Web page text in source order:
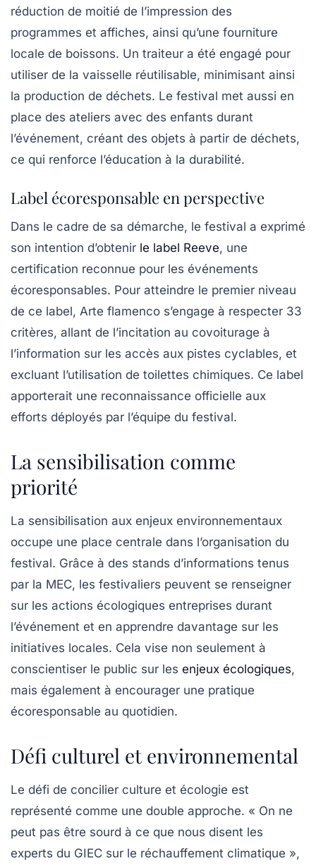
réduction de moitié de l’impression des
programmes et affiches, ainsi qu’une fourniture
locale de boissons. Un traiteur a été engagé pour
utiliser de la vaisselle réutilisable, minimisant ainsi
la production de déchets. Le festival met aussi en
place des ateliers avec des enfants durant
l’événement, créant des objets à partir de déchets,
ce qui renforce l’éducation à la durabilité.
Label écoresponsable en perspective
Dans le cadre de sa démarche, le festival a exprimé
son intention d’obtenir le label Reeve, une
certification reconnue pour les événements
écoresponsables. Pour atteindre le premier niveau
de ce label, Arte flamenco s’engage à respecter 33
critères, allant de l’incitation au covoiturage à
l’information sur les accès aux pistes cyclables, et
excluant l’utilisation de toilettes chimiques. Ce label
apporterait une reconnaissance officielle aux
efforts déployés par l’équipe du festival.
La sensibilisation comme
priorité
La sensibilisation aux enjeux environnementaux
occupe une place centrale dans l’organisation du
festival. Grâce à des stands d’informations tenus
par la MEC, les festivaliers peuvent se renseigner
sur les actions écologiques entreprises durant
l’événement et en apprendre davantage sur les
initiatives locales. Cela vise non seulement à
conscientiser le public sur les enjeux écologiques,
mais également à encourager une pratique
écoresponsable au quotidien.
Défi culturel et environnemental
Le défi de concilier culture et écologie est
représenté comme une double approche. « On ne
peut pas être sourd à ce que nous disent les
experts du GIEC sur le réchauffement climatique »,